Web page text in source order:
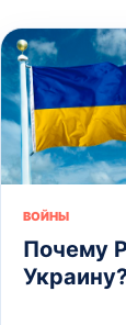
ВОЙНЫ
Почему